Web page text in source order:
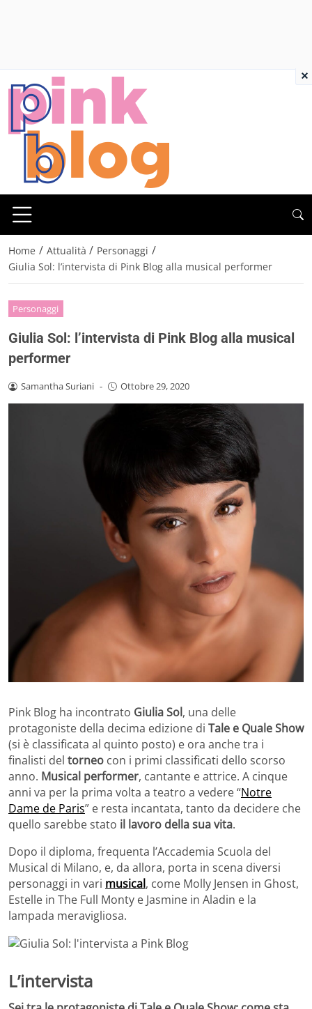
Home / Attualità / Personaggi /
Giulia Sol: l’intervista di Pink Blog alla musical performer
Personaggi
Giulia Sol: l’intervista di Pink Blog alla musical
performer
Samantha Suriani - Ottobre 29, 2020
Pink Blog ha incontrato Giulia Sol, una delle
protagoniste della decima edizione di Tale e Quale Show
(si è classificata al quinto posto) e ora anche tra i
finalisti del torneo con i primi classificati dello scorso
anno. Musical performer, cantante e attrice. A cinque
anni va per la prima volta a teatro a vedere “Notre
Dame de Paris” e resta incantata, tanto da decidere che
quello sarebbe stato il lavoro della sua vita.
Dopo il diploma, frequenta l’Accademia Scuola del
Musical di Milano, e, da allora, porta in scena diversi
personaggi in vari musical, come Molly Jensen in Ghost,
Estelle in The Full Monty e Jasmine in Aladin e la
lampada meravigliosa.
L’intervista
×